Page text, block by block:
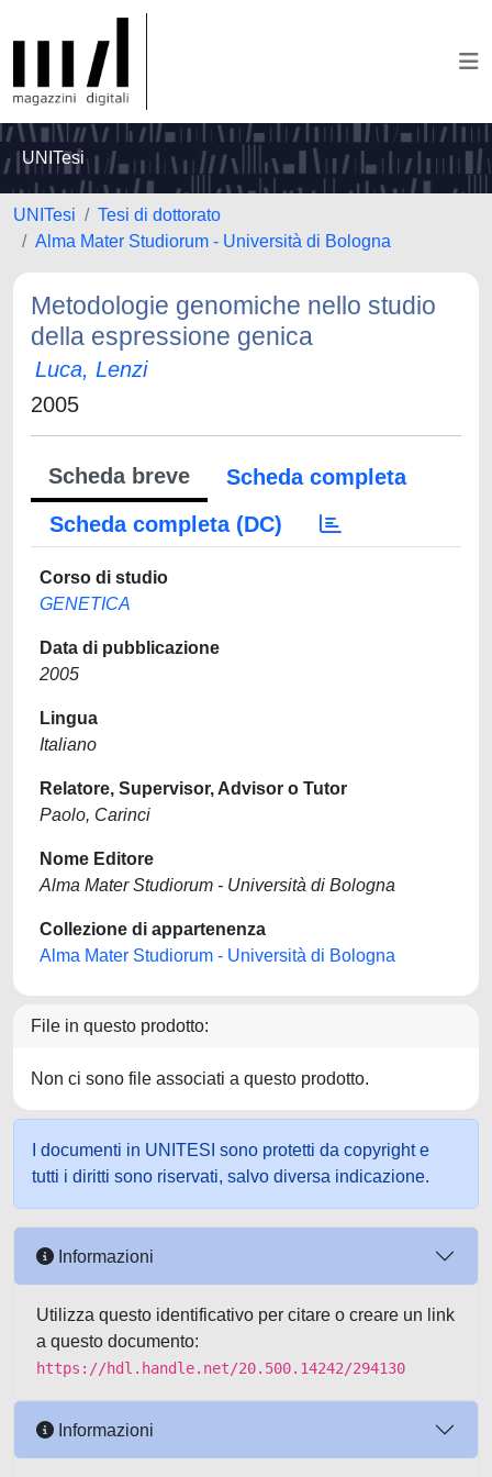
UNITesi
UNITesi
Tesi di dottorato
Alma Mater Studiorum - Università di Bologna
Metodologie genomiche nello studio
della espressione genica
Luca, Lenzi
2005
Scheda breve
Scheda completa
Scheda completa (DC)
Corso di studio
GENETICA
Data di pubblicazione
2005
Lingua
Italiano
Relatore, Supervisor, Advisor o Tutor
Paolo, Carinci
Nome Editore
Alma Mater Studiorum - Università di Bologna
Collezione di appartenenza
Alma Mater Studiorum - Università di Bologna
File in questo prodotto:
Non ci sono file associati a questo prodotto.
I documenti in UNITESI sono protetti da copyright e
tutti i diritti sono riservati, salvo diversa indicazione.
Informazioni
Utilizza questo identificativo per citare o creare un link
a questo documento:
https://hdl.handle.net/20.500.14242/294130
Informazioni